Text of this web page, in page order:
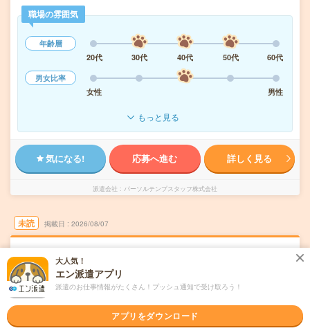
職場の雰囲気
年齢層
20代
30代 40代 50代
60代
男女比率
女性
男性
もっと見る
気になる! 応募へ進む 詳しく見る
派遣会社 パーソルテンプスタッフ株式会社
未読 掲載日 2026/08/07
【パナソニックインダストリー】時給1800
円！在宅OK！17時定時！経理サポ－ト
交通費別途支給あり 土日祝日が休み 在宅・リモート
大人気！
エン派遣アプリ
派遣のお仕事情報がたくさん！プッシュ通知で受け取ろう！
アプリをダウンロード